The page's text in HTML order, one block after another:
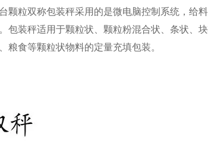
颗粒双称包装秤采用的是微电脑控制系统，给
包装秤适用于颗粒状、颗粒粉混合状、条状、
粮食等颗粒状物料的定量充填包装。